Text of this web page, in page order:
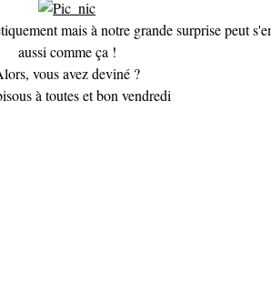
mais à notre grande surprise peut
aussi comme ça !
vous avez deviné ?
à toutes et bon vendredi